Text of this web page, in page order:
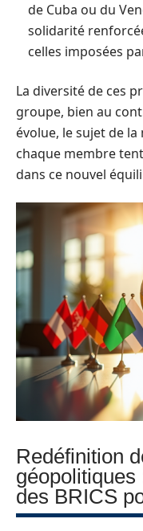
de Cuba ou du
solidarité
celles imposées
La diversité de ces
groupe, bien au
évolue, le sujet de
chaque membre
dans ce nouvel
Redéfinition
géopolitiques
des BRICS